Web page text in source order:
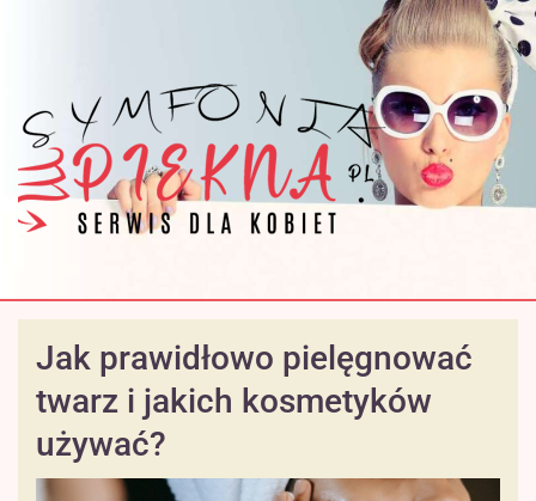
Jak prawidłowo pielęgnować
twarz i jakich kosmetyków
używać?